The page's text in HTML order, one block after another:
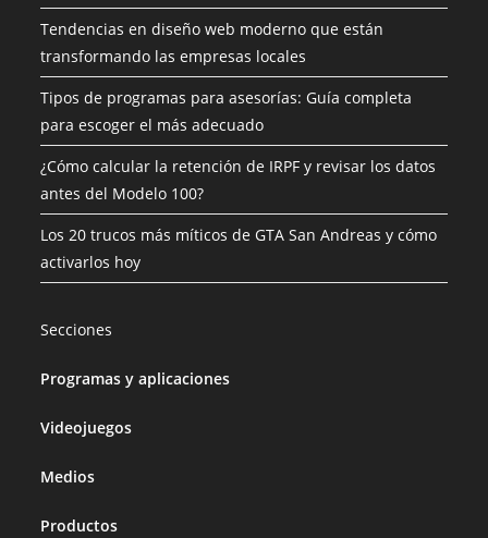
Tendencias en diseño web moderno que están
transformando las empresas locales
Tipos de programas para asesorías: Guía completa
para escoger el más adecuado
¿Cómo calcular la retención de IRPF y revisar los datos
antes del Modelo 100?
Los 20 trucos más míticos de GTA San Andreas y cómo
activarlos hoy
Secciones
Programas y aplicaciones
Videojuegos
Medios
Productos